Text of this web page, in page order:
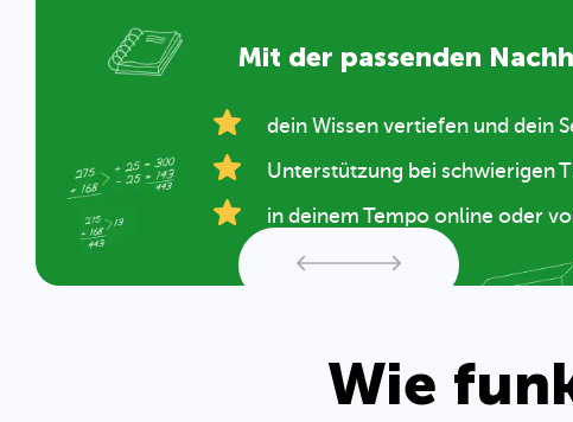
dich stressfrei auf Tests
Wissenslücken gezielt schließen
schnell spürbare Fortschritte
Wie